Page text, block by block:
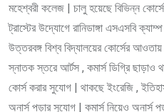
মহেশ্বরী কলেজ | চালু হয়েছে বিভিন্ন
ট্রাস্টের উদ্যোগে রানিডাঙ্গা এসএসবি
উত্তরবঙ্গ বিশ্ব বিদ্যালয়ের কোর্সের
স্নাতক স্তরে আর্টস , কমার্স ডিগ্রি ছাড়াও
কোর্স করার সুযোগ | থাকছে ইংরেজি , ইতিহাস
অনার্স পড়ার সুযোগ | কমার্স নিয়েও অনার্স